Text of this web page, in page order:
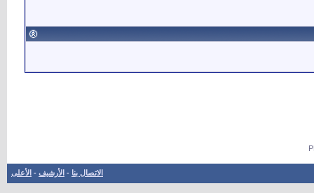
الاتصال بنا - الأرشيف - الأعلى